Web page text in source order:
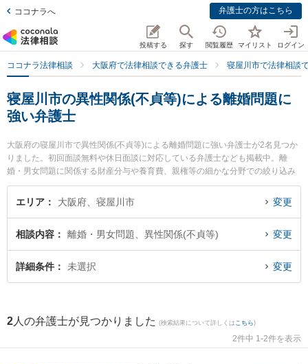
ココナラへ 弁護士の方はこちら
投稿する 探す 閲覧履歴 マイリスト ログイン
ココナラ法律相談 大阪府で法律相談できる弁護士 寝屋川市で法律相談
寝屋川市の異性関係(不貞等)による離婚問題に
強い弁護士
大阪府の寝屋川市で異性関係(不貞等)による離婚問題に強い弁護士が2名見つか
りました。初回面談無料や休日面談に対応している弁護士なども掲載中。離
婚・男女問題に関係する財産分与や養育費、親権等の細かな分野での絞り込み
検索もでき便利です。特に北河内総合法律事務所の金尾 基樹弁護士や弁護士法
人東部おおさか 本部寝屋川法律事務所の海野 花菜弁護士のプロフィール情報や
『異性関係(不貞等)による離婚問題のトラブル解決の実績豊富な近くの弁護士を
検索したい』『初回相談無料で異性関係(不貞等)による離婚問題を法律相談でき
る寝屋川市内の弁護士に相談予約したい』などでお困りの相談者さんにおすす
エリア 大阪府、寝屋川市 変更
相談内容 離婚・男女問題、異性関係(不貞等) 変更
詳細条件 未選択 変更
2 人の弁護士が見つかりました (検索結果について詳しくは こちら)
2件中 1-2件を表示